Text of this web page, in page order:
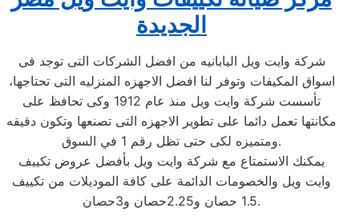
الجديدة
شركة وايت ويل اليابانيه من افضل الشركات التى توجد فى
اسواق المكيفات وتوفر لنا افضل الاجهزه المنزليه التى تحتاجها،
تأسست شركة وايت ويل منذ عام 1912 وكى تحافظ على
مكانتها تعمل دائما على تطوير الاجهزه التى تصنعها وتكون دقيقه
ومتميزه لكى حتى تظل رقم 1 في السوق.
يمكنك الاستمتاع مع شركة وايت ويل بأفضل عروض تكييف
وايت ويل والخصومات الدائمة على كافة الموديلات من تكييف
1.5 حصان و2.25حصان و3حصان.